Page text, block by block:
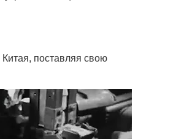
поставляя свою